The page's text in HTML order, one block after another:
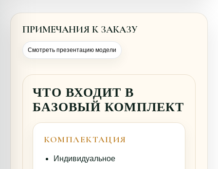
ПРИМЕЧАНИЯ К ЗАКАЗУ
Смотреть презентацию модели
ЧТО ВХОДИТ В
БАЗОВЫЙ КОМПЛЕКТ
КОМПЛЕКТАЦИЯ
Индивидуальное